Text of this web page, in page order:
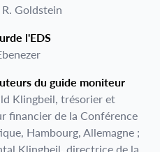
Goldstein
l'EDS
du guide moniteur
Klingbeil, trésorier et
financier de la Conférence
Hambourg, Allemagne ;
Klingbeil, directrice de la